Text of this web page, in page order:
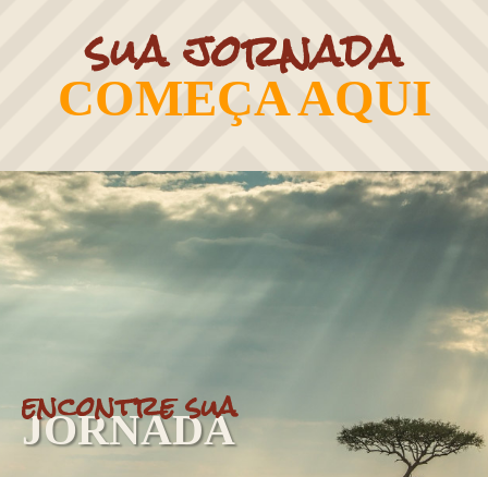
sua jornada
COMEÇA AQUI
encontre sua
JORNADA